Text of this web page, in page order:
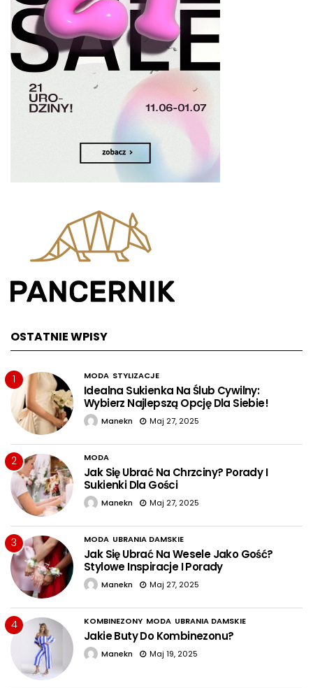
OSTATNIE WPISY
1 MODA STYLIZACJE
Idealna Sukienka Na Ślub Cywilny:
Wybierz Najlepszą Opcję Dla Siebie!
Manekn Maj 27, 2025
2 MODA
Jak Się Ubrać Na Chrzciny? Porady I
Sukienki Dla Gości
Manekn Maj 27, 2025
3 MODA UBRANIA DAMSKIE
Jak Się Ubrać Na Wesele Jako Gość?
Stylowe Inspiracje I Porady
Manekn Maj 27, 2025
4 KOMBINEZONY MODA UBRANIA DAMSKIE
Jakie Buty Do Kombinezonu?
Manekn Maj 19, 2025